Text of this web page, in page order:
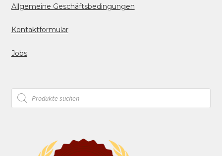
Allgemeine Geschäftsbedingungen
Kontaktformular
Jobs
Products
search